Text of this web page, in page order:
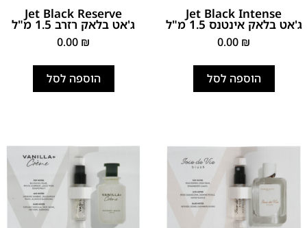
Jet Black Intense
ג'אט בלאק אינטנס 1.5 מ"ל
0.00 ₪
הוספה לסל
Jet Black Reserve
ג'אט בלאק רזרב 1.5 מ"ל
0.00 ₪
הוספה לסל